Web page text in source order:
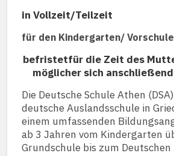
in Vollzeit/Teilzeit
für den Kindergarten/ Vorschule
befristetfür die Zeit des
möglicher sich
Die Deutsche Schule Athen
deutsche Auslandsschule in
einem umfassenden
ab 3 Jahren vom Kindergarten
Grundschule bis zum